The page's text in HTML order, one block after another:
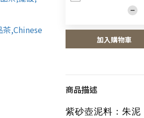
加入購物車
商品描述
紫砂壺泥料 ： 朱泥